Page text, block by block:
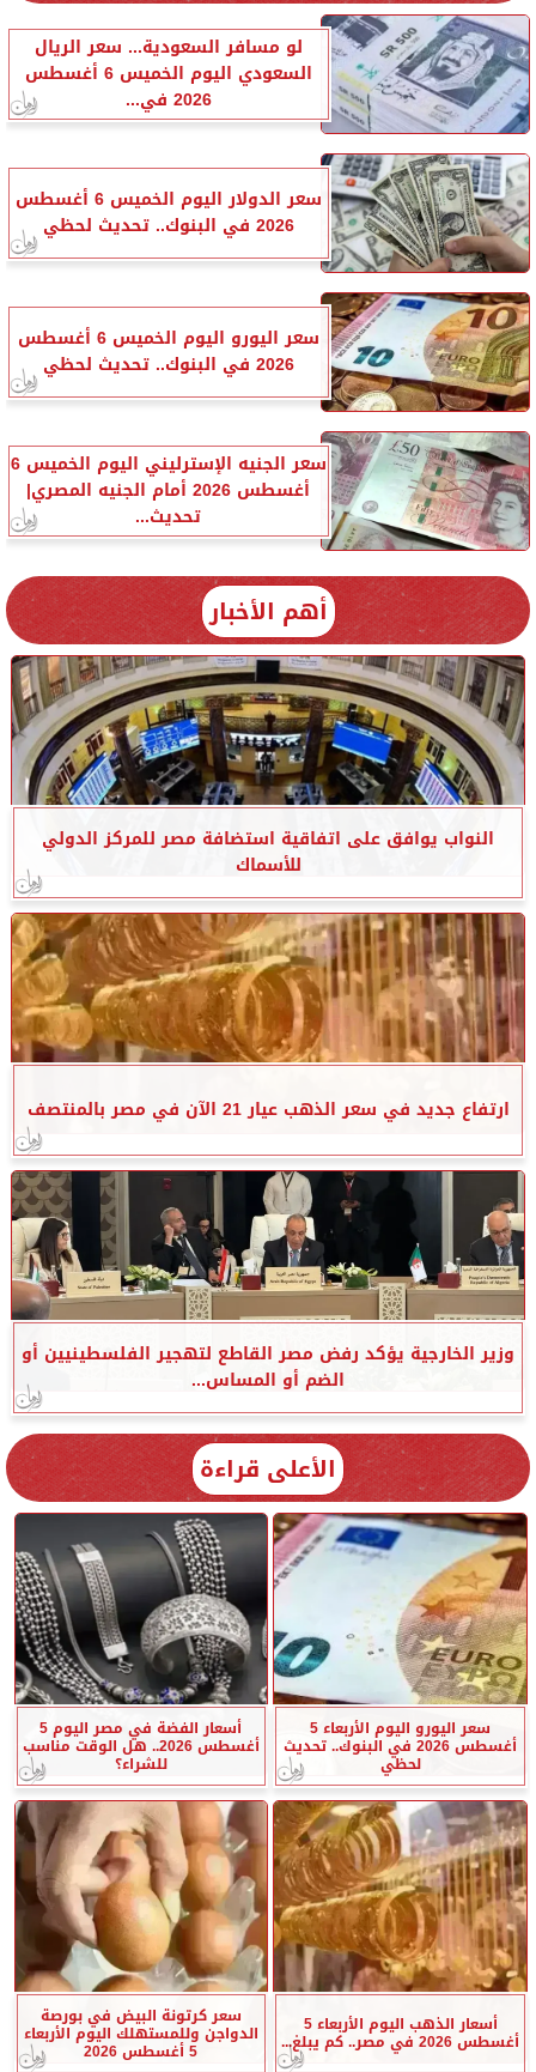
لو مسافر السعودية... سعر الريال
السعودي اليوم الخميس 6 أغسطس
2026 في...
سعر الدولار اليوم الخميس 6 أغسطس
2026 في البنوك.. تحديث لحظي
سعر اليورو اليوم الخميس 6 أغسطس
2026 في البنوك.. تحديث لحظي
سعر الجنيه الإسترليني اليوم الخميس 6
أغسطس 2026 أمام الجنيه المصري|
تحديث...
أهم الأخبار
النواب يوافق على اتفاقية استضافة مصر للمركز الدولي
للأسماك
ارتفاع جديد في سعر الذهب عيار 21 الآن في مصر بالمنتصف
وزير الخارجية يؤكد رفض مصر القاطع لتهجير الفلسطينيين أو
الضم أو المساس...
الأعلى قراءة
سعر اليورو اليوم الأربعاء 5
أغسطس 2026 في البنوك.. تحديث
لحظي
أسعار الفضة في مصر اليوم 5
أغسطس 2026.. هل الوقت مناسب
للشراء؟
أسعار الذهب اليوم الأربعاء 5
أغسطس 2026 في مصر.. كم يبلغ...
سعر كرتونة البيض في بورصة
الدواجن وللمستهلك اليوم الأربعاء
5 أغسطس 2026